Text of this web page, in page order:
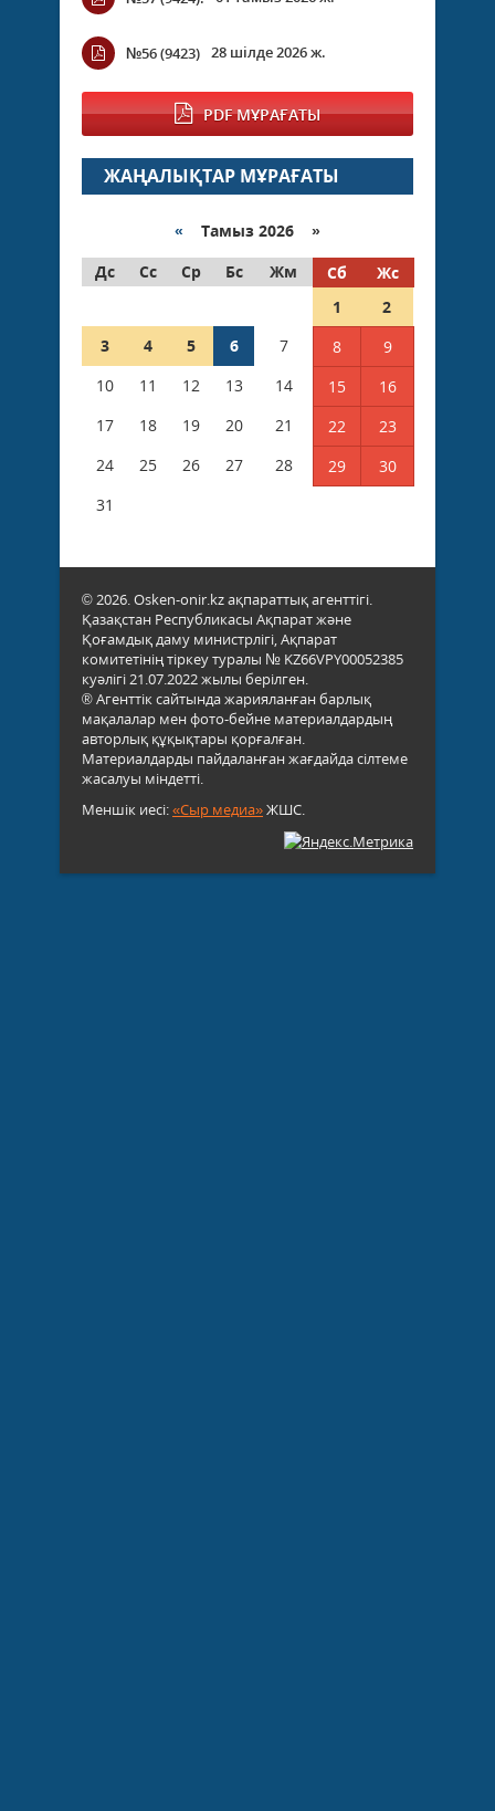
№56 (9423) 28 шілде 2026 ж.
PDF МҰРАҒАТЫ
ЖАҢАЛЫҚТАР МҰРАҒАТЫ
« Тамыз 2026 »
Дс
Сс Ср Бс Жм Сб
Жс
1
2
3
4 5 6 7 8
9
10
11 12 13 14 15
16
17
18 19 20 21 22
23
24
25 26 27 28 29
30
31
© 2026. Osken-onir.kz ақпараттық агенттігі.
Қазақстан Республикасы Ақпарат және
Қоғамдық даму министрлігі, Ақпарат
комитетінің тіркеу туралы № KZ66VPY00052385
куәлігі 21.07.2022 жылы берілген.
® Агенттік сайтында жарияланған барлық
мақалалар мен фото-бейне материалдардың
авторлық құқықтары қорғалған.
Материалдарды пайдаланған жағдайда сілтеме
жасалуы міндетті.
Меншік иесі:«Сыр медиа»ЖШС.